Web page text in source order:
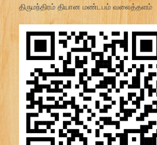
திருமந்திரம் தியான மண்டபம் வலைத்தளம்